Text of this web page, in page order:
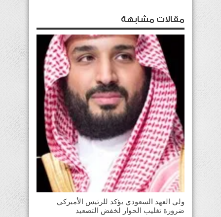
مقالات مشابهة
ولي العهد السعودي يؤكد للرئيس الأميركي
ضرورة تغليب الحوار لخفض التصعيد